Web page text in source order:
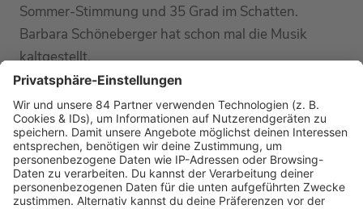
Sommer-Stimmung und 35 Grad im Schatten.
Barbara Schöneberger hat schon mal die Musik
kaltgestellt.
MEHR LESEN